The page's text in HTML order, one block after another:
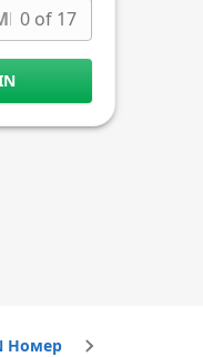
0 of 17
Номер